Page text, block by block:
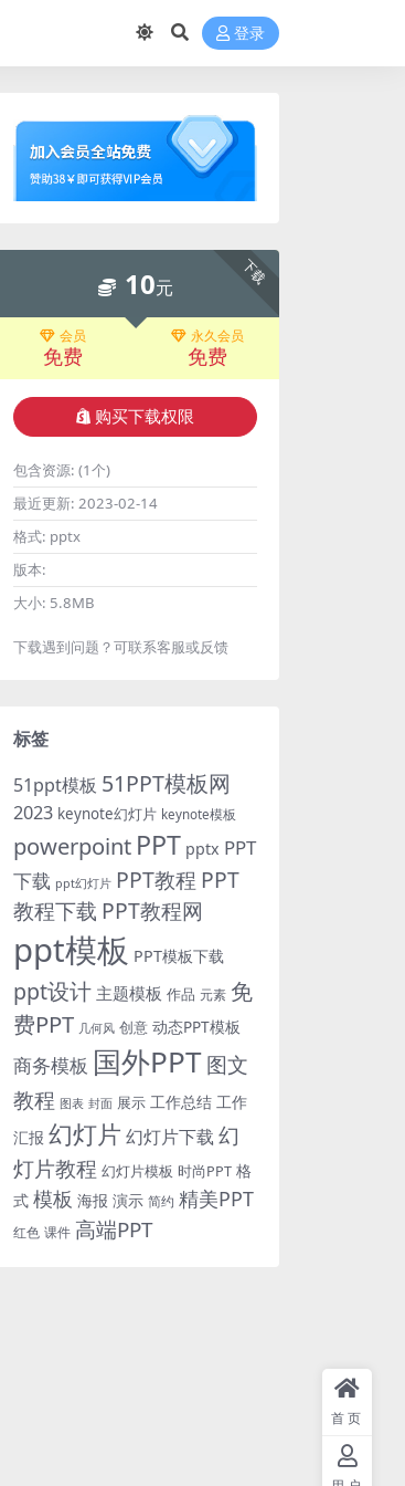
登录
下载
10元
会员
免费
永久会员
免费
购买下载权限
包含资源: (1个)
最近更新: 2023-02-14
格式: pptx
版本:
大小: 5.8MB
下载遇到问题？可联系客服或反馈
标签
51ppt模板 51PPT模板网
2023 keynote幻灯片 keynote模板
powerpoint PPT pptx PPT
下载 ppt幻灯片 PPT教程 PPT
教程下载 PPT教程网
ppt模板 PPT模板下载
ppt设计 主题模板 作品 元素 免
费PPT 几何风 创意 动态PPT模板
商务模板 国外PPT图文
教程 图表 封面 展示 工作总结 工作
汇报 幻灯片 幻灯片下载 幻
灯片教程 幻灯片模板 时尚PPT 格
式 模板 海报 演示 简约 精美PPT
红色 课件 高端PPT
首页